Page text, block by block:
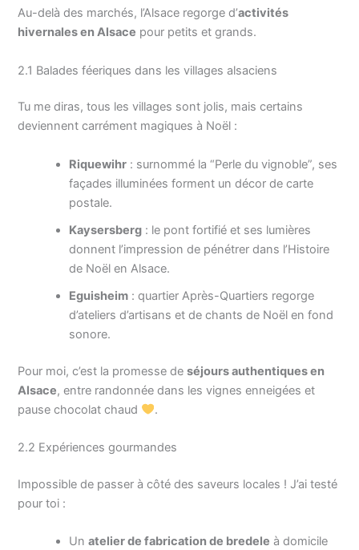
Au-delà des marchés, l’Alsace regorge d’activités
hivernales en Alsace pour petits et grands.
2.1 Balades féeriques dans les villages alsaciens
Tu me diras, tous les villages sont jolis, mais certains
deviennent carrément magiques à Noël :
Riquewihr : surnommé la “Perle du vignoble”, ses
façades illuminées forment un décor de carte
postale.
Kaysersberg : le pont fortifié et ses lumières
donnent l’impression de pénétrer dans l’Histoire
de Noël en Alsace.
Eguisheim : quartier Après-Quartiers regorge
d’ateliers d’artisans et de chants de Noël en fond
sonore.
Pour moi, c’est la promesse deséjours authentiques en
Alsace, entre randonnée dans les vignes enneigées et
pause chocolat chaud
.
2.2 Expériences gourmandes
Impossible de passer à côté des saveurs locales ! J’ai testé
pour toi :
Unatelier de fabrication de bredele à domicile